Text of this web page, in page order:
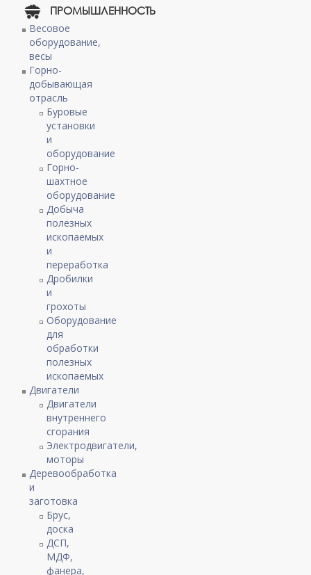
ПРОМЫШЛЕННОСТЬ
Весовое
оборудование,
весы
Горно-
добывающая
отрасль
Буровые
установки
и
оборудование
Горно-
шахтное
оборудование
Добыча
полезных
ископаемых
и
переработка
Дробилки
и
грохоты
Оборудование
для
обработки
полезных
ископаемых
Двигатели
Двигатели
внутреннего
сгорания
Электродвигатели,
моторы
Деревообработка
и
заготовка
Брус,
доска
ДСП,
МДФ,
фанера,